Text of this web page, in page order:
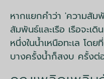
หากแยกคำว่า 'ความสัม
สัมพันธ์และเรือ เรือจะเ
หนึ่งในน้ำเหนือทะเล โด
บางครั้งน้ำก็สงบ ครั้งต่